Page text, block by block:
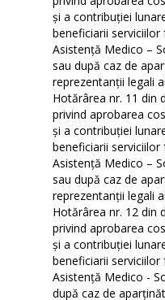
și a contribuției
beneficiarii
Asistență Medico –
sau după caz de
reprezentanții legali
Hotărârea nr. 11 din
privind aprobarea
și a contribuției
beneficiarii
Asistență Medico –
sau după caz de
reprezentanții legali
Hotărârea nr. 12 din
privind aprobarea
și a contribuției
beneficiarii
Asistență Medico -
după caz de